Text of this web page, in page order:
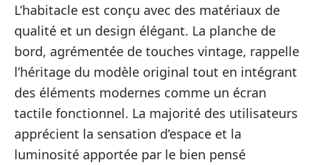
L’habitacle est conçu avec des matériaux de
qualité et un design élégant. La planche de
bord, agrémentée de touches vintage, rappelle
l’héritage du modèle original tout en intégrant
des éléments modernes comme un écran
tactile fonctionnel. La majorité des utilisateurs
apprécient la sensation d’espace et la
luminosité apportée par le bien pensé